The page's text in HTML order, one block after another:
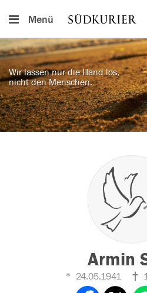
Menü
Wir lassen nur die Hand los,
nicht den Menschen.
Armin
24.05.1941